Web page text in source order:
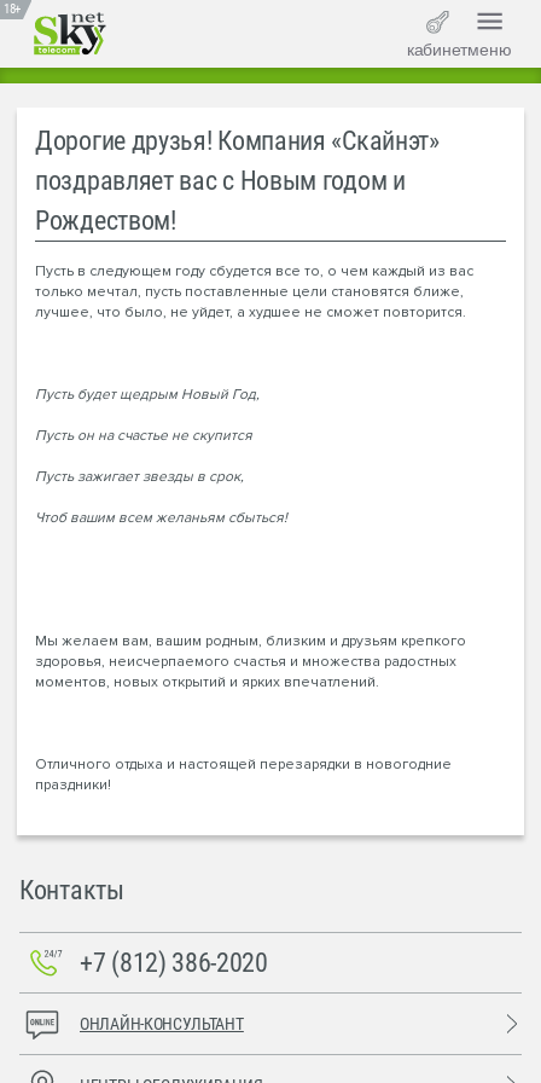
18+
кабинетменю
Дорогие друзья! Компания «Скайнэт»
поздравляет вас с Новым годом и
Рождеством!
Пусть в следующем году сбудется все то, о чем каждый из вас
только мечтал, пусть поставленные цели становятся ближе,
лучшее, что было, не уйдет, а худшее не сможет повторится.
Пусть будет щедрым Новый Год,
Пусть он на счастье не скупится
Пусть зажигает звезды в срок,
Чтоб вашим всем желаньям сбыться!
Мы желаем вам, вашим родным, близким и друзьям крепкого
здоровья, неисчерпаемого счастья и множества радостных
моментов, новых открытий и ярких впечатлений.
Отличного отдыха и настоящей перезарядки в новогодние
праздники!
Контакты
+7 (812) 386-2020
ОНЛАЙН-КОНСУЛЬТАНТ